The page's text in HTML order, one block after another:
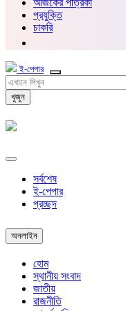
আজকের পত্রিকা
প্রযুক্তি
চাকরি
ই-পেপার
খুজুন
সর্বশেষ
ই-পেপার
প্রচ্ছদ
অনলাইন
হোম
স্থানীয় সংবাদ
জাতীয়
রাজনীতি